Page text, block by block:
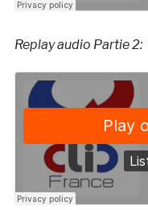
Replay audio Partie 2: